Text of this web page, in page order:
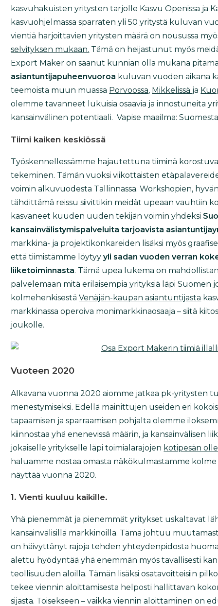
kasvuhakuisten yritysten tarjolle Kasvu Openissa ja
kasvuohjelmassa sparraten yli 50 yritystä kuluvan
vientiä harjoittavien yritysten määrä on nousussa
selvityksen mukaan. Tämä on heijastunut myös
Export Maker on saanut kunnian olla mukana
asiantuntijapuheenvuoroa kuluvan vuoden aikana
teemoista muun muassa Porvoossa, Mikkelissä ja
olemme tavanneet lukuisia osaavia ja innostuneita
kansainvälinen potentiaali. Vapise maailma:
Tiimi kaiken keskiössä
Työskennellessämme hajautettuna tiiminä
tekeminen. Tämän vuoksi viikottaisten
voimin alkuvuodesta Tallinnassa. Workshopien,
tähdittämä reissu siivittikin meidät upeaan vauhtiin
kasvaneet kuuden uuden tekijän voimin yhdeksi
kansainvälistymispalveluita tarjoavista
markkina- ja projektikonkareiden lisäksi myös
että tiimistämme löytyyyli sadan vuoden verran
liiketoiminnasta. Tämä upea lukema on
palvelemaan mitä erilaisempia yrityksiä läpi Suomen
kolmehenkisestäVenäjän-kaupan asiantuntijasta
markkinassa operoiva monimarkkinaosaaja – siitä
joukolle.
Vuoteen 2020
Alkavana vuonna 2020 aiomme jatkaa pk-yritysten
menestymiseksi. Edellä mainittujen useiden eri
tapaamisen ja sparraamisen pohjalta olemme
kiinnostaa yhä enenevissä määrin, ja kansainvälisen
jokaiselle yritykselle läpi toimialarajojen kotipesän
haluamme nostaa omasta näkökulmastamme
näyttää vuonna 2020.
1. Vienti kuuluu kaikille.
Yhä pienemmät ja pienemmät yritykset uskaltavat
kansainvälisillä markkinoilla. Tämä johtuu
on häivyttänyt rajoja tehden yhteydenpidosta
alettu hyödyntää yhä enemmän myös tavallisesti
teollisuuden aloilla. Tämän lisäksi osatavoitteisiin
tekee viennin aloittamisesta helposti hallittavan
sijasta. Toisekseen – vaikka viennin aloittaminen on